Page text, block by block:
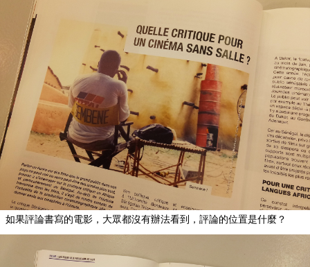
如果評論書寫的電影，大眾都沒有辦法看到，評論的位置是什麼？